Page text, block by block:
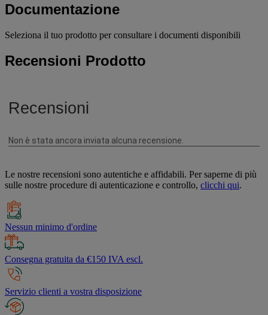
Documentazione
Seleziona il tuo prodotto per consultare i documenti disponibili
Recensioni Prodotto
Le nostre recensioni sono autentiche e affidabili. Per saperne di più
sulle nostre procedure di autenticazione e controllo, clicchi qui.
Nessun minimo d'ordine
Consegna gratuita da €150 IVA escl.
Servizio clienti a vostra disposizione